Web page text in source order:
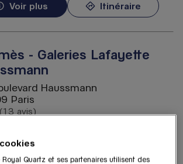
Voir plus Itinéraire
- Galeries Lafayette
Haussmann
Paris
Note de 4.4 sur 5
(13 avis)
Voir plus
Royal Quartz et ses partenaires utilisent des